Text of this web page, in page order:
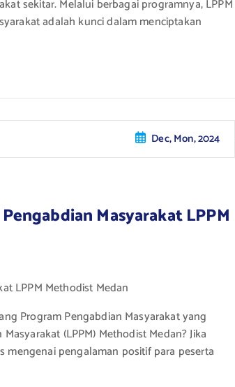
sekitar. Melalui berbagai programnya, LPPM
adalah kunci dalam menciptakan
Dec, Mon, 2024
Masyarakat LPPM
LPPM Methodist Medan
Program Pengabdian Masyarakat yang
(LPPM) Methodist Medan? Jika
mengenai pengalaman positif para peserta